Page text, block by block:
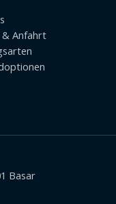
Anfahrt
Basar